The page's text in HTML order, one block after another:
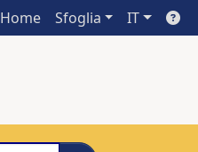
Home Sfoglia IT